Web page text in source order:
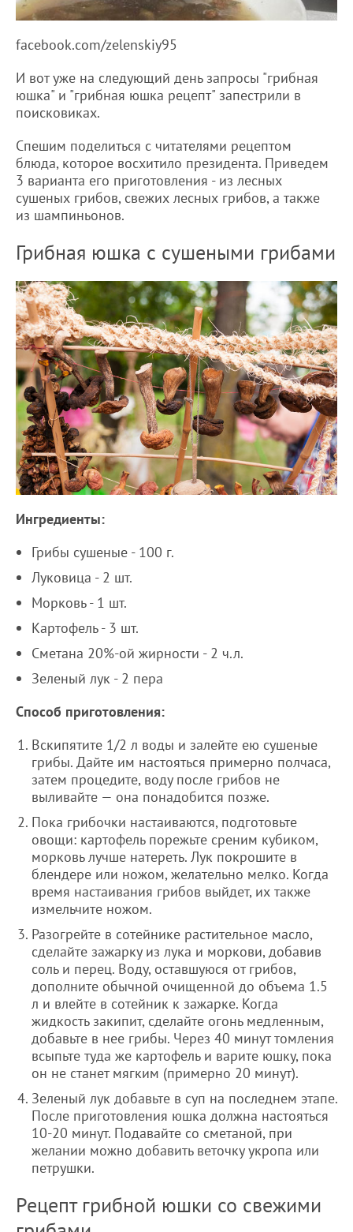
facebook.com/zelenskiy95
И вот уже на следующий день запросы "грибная
юшка" и "грибная юшка рецепт" запестрили в
поисковиках.
Спешим поделиться с читателями рецептом
блюда, которое восхитило президента. Приведем
3 варианта его приготовления - из лесных
сушеных грибов, свежих лесных грибов, а также
из шампиньонов.
Грибная юшка с сушеными грибами
Ингредиенты:
Грибы сушеные - 100 г.
Луковица - 2 шт.
Морковь - 1 шт.
Картофель - 3 шт.
Сметана 20%-ой жирности - 2 ч.л.
Зеленый лук - 2 пера
Способ приготовления:
Вскипятите 1/2 л воды и залейте ею сушеные
грибы. Дайте им настояться примерно полчаса,
затем процедите, воду после грибов не
выливайте — она понадобится позже.
Пока грибочки настаиваются, подготовьте
овощи: картофель порежьте среним кубиком,
морковь лучше натереть. Лук покрошите в
блендере или ножом, желательно мелко. Когда
время настаивания грибов выйдет, их также
измельчите ножом.
Разогрейте в сотейнике растительное масло,
сделайте зажарку из лука и моркови, добавив
соль и перец. Воду, оставшуюся от грибов,
дополните обычной очищенной до объема 1.5
л и влейте в сотейник к зажарке. Когда
жидкость закипит, сделайте огонь медленным,
добавьте в нее грибы. Через 40 минут томления
всыпьте туда же картофель и варите юшку, пока
он не станет мягким (примерно 20 минут).
Зеленый лук добавьте в суп на последнем этапе.
После приготовления юшка должна настояться
10-20 минут. Подавайте со сметаной, при
желании можно добавить веточку укропа или
петрушки.
Рецепт грибной юшки со свежими